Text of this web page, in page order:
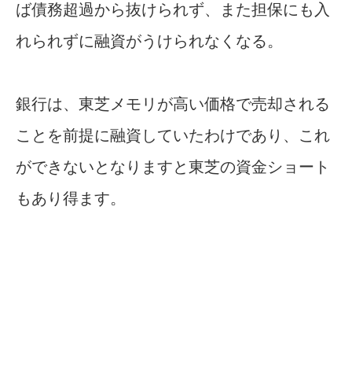
ば債務超過から抜けられず、また担保にも入
れられずに融資がうけられなくなる。
銀行は、東芝メモリが高い価格で売却される
ことを前提に融資していたわけであり、これ
ができないとなりますと東芝の資金ショート
もあり得ます。